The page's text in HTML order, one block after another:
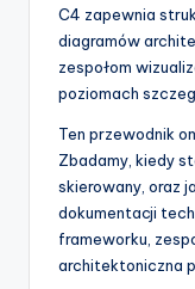
&
S
C4 zapewnia
diagramów
zespołom
poziomach
Ten przewodnik
Zbadamy, kiedy
skierowany, oraz
dokumentacji
frameworku,
architektoniczna